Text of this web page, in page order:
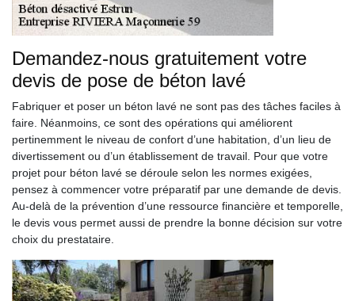
Demandez-nous gratuitement votre
devis de pose de béton lavé
Fabriquer et poser un béton lavé ne sont pas des tâches faciles à
faire. Néanmoins, ce sont des opérations qui améliorent
pertinemment le niveau de confort d’une habitation, d’un lieu de
divertissement ou d’un établissement de travail. Pour que votre
projet pour béton lavé se déroule selon les normes exigées,
pensez à commencer votre préparatif par une demande de devis.
Au-delà de la prévention d’une ressource financière et temporelle,
le devis vous permet aussi de prendre la bonne décision sur votre
choix du prestataire.